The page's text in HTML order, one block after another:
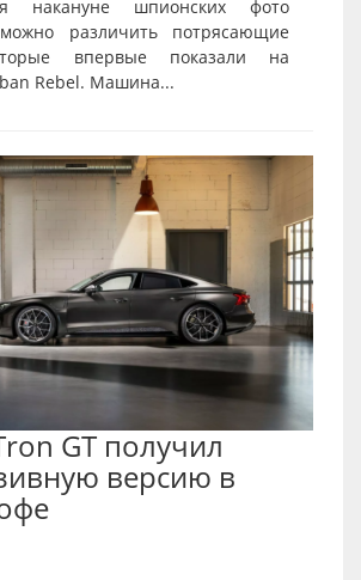
накануне шпионских фото
различить потрясающие
впервые показали на
Rebel. Машина...
GT получил
версию в